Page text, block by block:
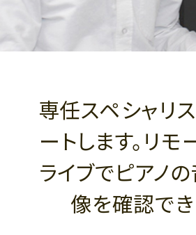
専任スペシャリ
ートします。リモ
ライブでピアノ
像を確認でき